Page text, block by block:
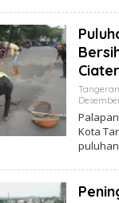
Kota